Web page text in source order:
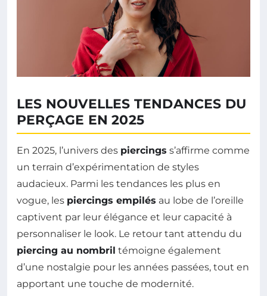
LES NOUVELLES TENDANCES DU
PERÇAGE EN 2025
En 2025, l’univers des piercings s’affirme comme
un terrain d’expérimentation de styles
audacieux. Parmi les tendances les plus en
vogue, les piercings empilés au lobe de l’oreille
captivent par leur élégance et leur capacité à
personnaliser le look. Le retour tant attendu du
piercing au nombril témoigne également
d’une nostalgie pour les années passées, tout en
apportant une touche de modernité.